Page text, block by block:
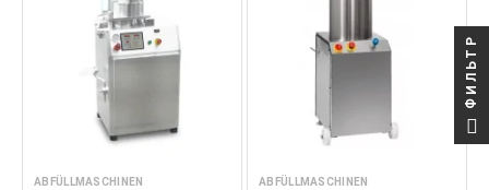
ABFÜLLMASCHINEN
ABFÜLLMASCHINEN
ФИЛЬТР